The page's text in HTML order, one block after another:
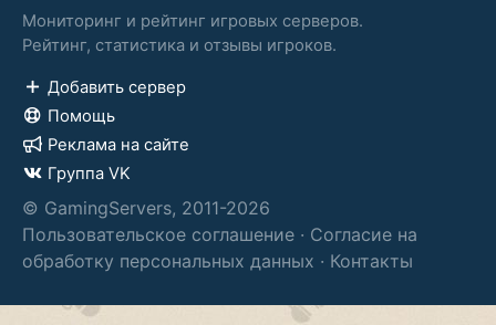
Мониторинг и рейтинг игровых серверов.
Рейтинг, статистика и отзывы игроков.
Добавить сервер
Помощь
Реклама на сайте
Группа VK
© GamingServers, 2011-2026
Пользовательское соглашение · Согласие на
обработку персональных данных · Контакты